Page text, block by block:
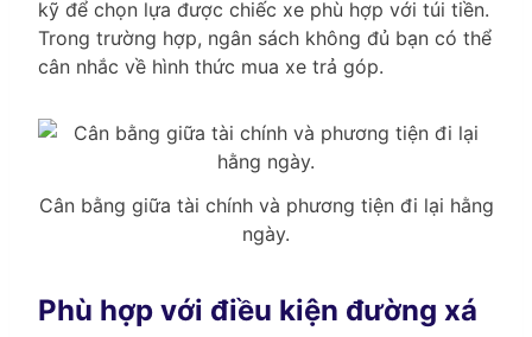
kỹ để chọn lựa được chiếc xe phù hợp với túi tiền.
Trong trường hợp, ngân sách không đủ bạn có thể
cân nhắc về hình thức mua xe trả góp.
Cân bằng giữa tài chính và phương tiện đi lại hằng
ngày.
Phù hợp với điều kiện đường xá